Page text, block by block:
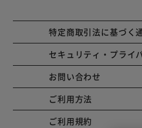
特定商取引法に基づく
セキュリティ・プライ
お問い合わせ
ご利用方法
ご利用規約